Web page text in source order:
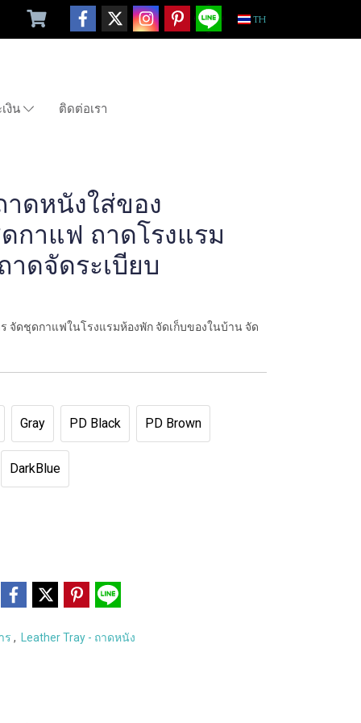
TH
งิน ติดต่อเรา
าดหนังใส่ของ
กาแฟ ถาดโรงแรม
าดจัดระเบียบ
จัดชุดกาแฟในโรงแรมห้องพัก จัดเก็บของในบ้าน จัด
Gray PD Black PD Brown
DarkBlue
ร , Leather Tray - ถาดหนัง